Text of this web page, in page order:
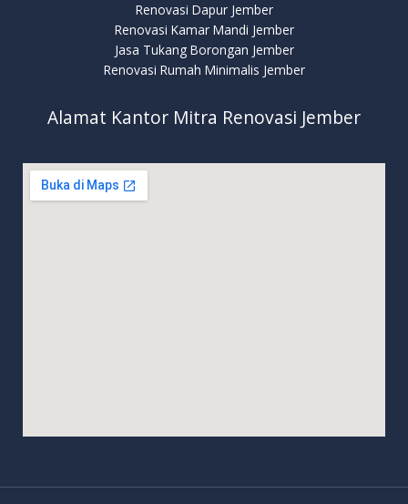
Renovasi Dapur Jember
Renovasi Kamar Mandi Jember
Jasa Tukang Borongan Jember
Renovasi Rumah Minimalis Jember
Alamat Kantor Mitra Renovasi Jember